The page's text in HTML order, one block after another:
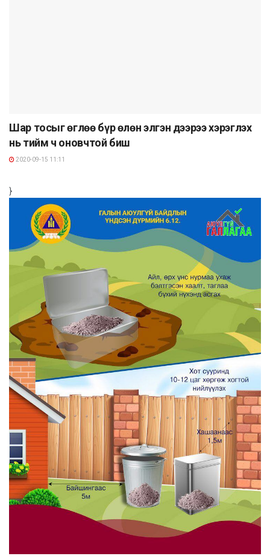
Шар тосыг өглөө бүр өлөн элгэн дээрээ хэрэглэх
нь тийм ч оновчтой биш
2020-09-15 11:11
}